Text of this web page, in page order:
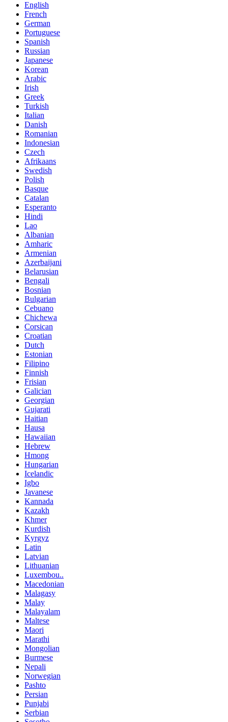
English
French
German
Portuguese
Spanish
Russian
Japanese
Korean
Arabic
Irish
Greek
Turkish
Italian
Danish
Romanian
Indonesian
Czech
Afrikaans
Swedish
Polish
Basque
Catalan
Esperanto
Hindi
Lao
Albanian
Amharic
Armenian
Azerbaijani
Belarusian
Bengali
Bosnian
Bulgarian
Cebuano
Chichewa
Corsican
Croatian
Dutch
Estonian
Filipino
Finnish
Frisian
Galician
Georgian
Gujarati
Haitian
Hausa
Hawaiian
Hebrew
Hmong
Hungarian
Icelandic
Igbo
Javanese
Kannada
Kazakh
Khmer
Kurdish
Kyrgyz
Latin
Latvian
Lithuanian
Luxembou..
Macedonian
Malagasy
Malay
Malayalam
Maltese
Maori
Marathi
Mongolian
Burmese
Nepali
Norwegian
Pashto
Persian
Punjabi
Serbian